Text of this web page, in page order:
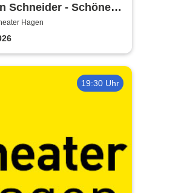
Schneider - Schöne
Hagen
19:30 Uhr